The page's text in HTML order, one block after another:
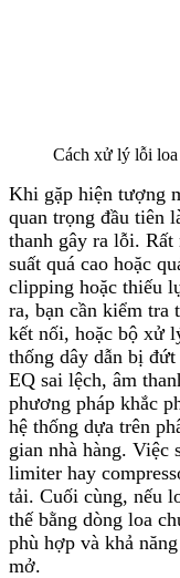
Cách xử lý lỗi
Khi gặp hiện tượng
quan trọng đầu tiên
thanh gây ra lỗi. Rất
suất quá cao hoặc
clipping hoặc thiếu
ra, bạn cần kiểm tra
kết nối, hoặc bộ xử
thống dây dẫn bị
EQ sai lệch, âm
phương pháp khắc
hệ thống dựa trên
gian nhà hàng. Việc
limiter hay
tải. Cuối cùng, nếu
thế bằng dòng loa
phù hợp và khả
mở.